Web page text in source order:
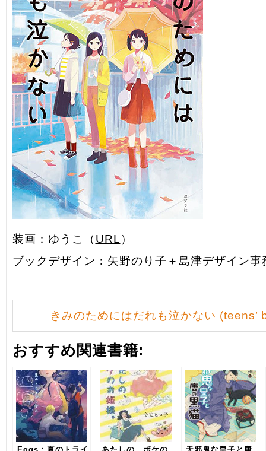
装画：ゆうこ（ URL ）
ブックデザイン：矢野のり子＋島津デザイン事
きみのためにはだれも泣かない
おすすめ関連書籍: